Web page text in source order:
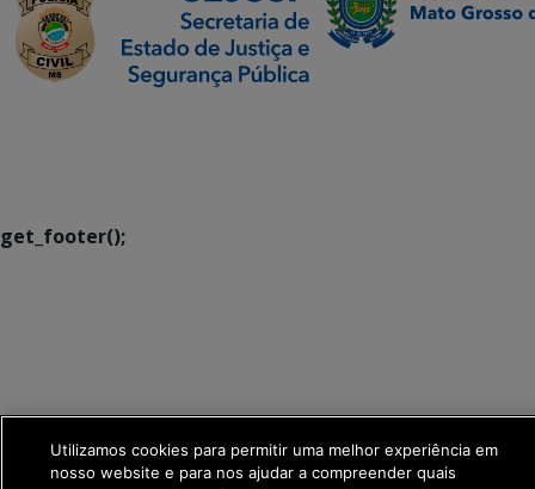
get_footer();
Utilizamos cookies para permitir uma melhor experiência em
nosso website e para nos ajudar a compreender quais